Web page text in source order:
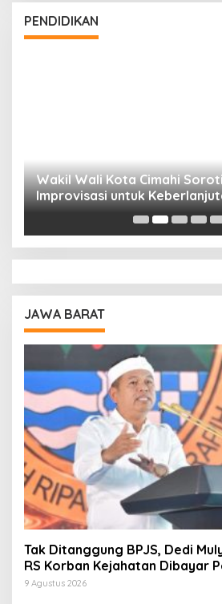
PENDIDIKAN
Wakil Wali Kota Cimahi
Improvisasi untuk
Pendidikan
JAWA BARAT
Tak Ditanggung BPJS, Dedi
RS Korban Kejahatan Dibayar
9 Agustus 2026